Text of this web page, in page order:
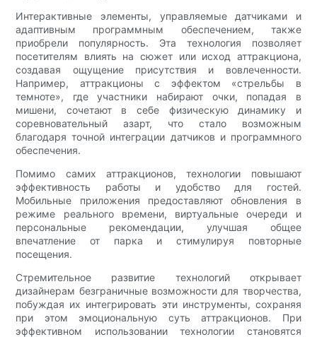
Интерактивные элементы, управляемые датчиками и
адаптивным программным обеспечением, также
приобрели популярность. Эта технология позволяет
посетителям влиять на сюжет или исход аттракциона,
создавая ощущение присутствия и вовлеченности.
Например, аттракционы с эффектом «стрельбы в
темноте», где участники набирают очки, попадая в
мишени, сочетают в себе физическую динамику и
соревновательный азарт, что стало возможным
благодаря точной интеграции датчиков и программного
обеспечения.
Помимо самих аттракционов, технологии повышают
эффективность работы и удобство для гостей.
Мобильные приложения предоставляют обновления в
режиме реального времени, виртуальные очереди и
персональные рекомендации, улучшая общее
впечатление от парка и стимулируя повторные
посещения.
Стремительное развитие технологий открывает
дизайнерам безграничные возможности для творчества,
побуждая их интегрировать эти инструменты, сохраняя
при этом эмоциональную суть аттракционов. При
эффективном использовании технологии становятся